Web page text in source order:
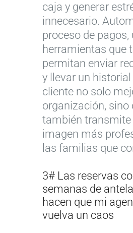
caja y generar
innecesario.
proceso de pagos,
herramientas que
permitan enviar
y llevar un
cliente no solo
organización, sino
también transmite
imagen más
las familias que
3# Las reservas
semanas de
hacen que mi
vuelva un caos